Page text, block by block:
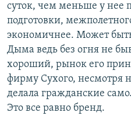
суток, чем меньше у нее
подготовки,
экономичнее. Может
Дыма ведь без огня не
хороший, рынок его
фирму Сухого, несмотря
делала гражданские
Это все равно бренд.